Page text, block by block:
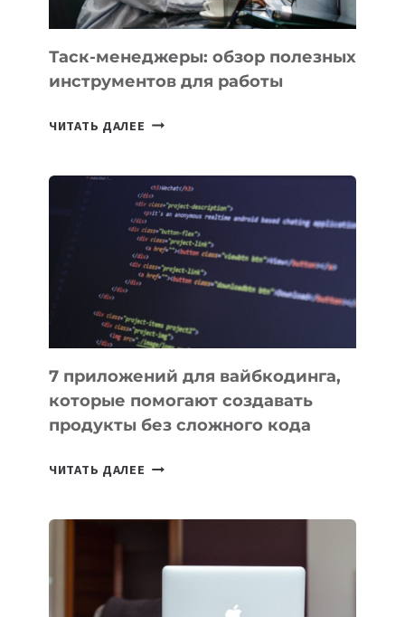
Таск-менеджеры: обзор полезных
инструментов для работы
ЧИТАТЬ ДАЛЕЕ ТАСК-
ПОЛЕЗНЫХ
ИНСТРУМЕНТОВ
ДЛЯ
РАБОТЫ
7 приложений для вайбкодинга,
которые помогают создавать
продукты без сложного кода
ЧИТАТЬ ДАЛЕЕ
ПОМОГАЮТ
СОЗДАВАТЬ